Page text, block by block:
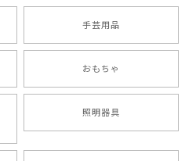
手芸用品
おもちゃ
照明器具